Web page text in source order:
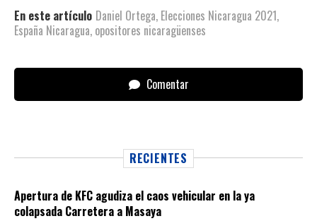
En este artículo Daniel Ortega, Elecciones Nicaragua 2021,
España Nicaragua, opositores nicaragüenses
Comentar
RECIENTES
Apertura de KFC agudiza el caos vehicular en la ya
colapsada Carretera a Masaya